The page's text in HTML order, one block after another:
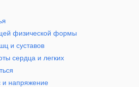
физической формы
и суставов
сердца и легких
и напряжение